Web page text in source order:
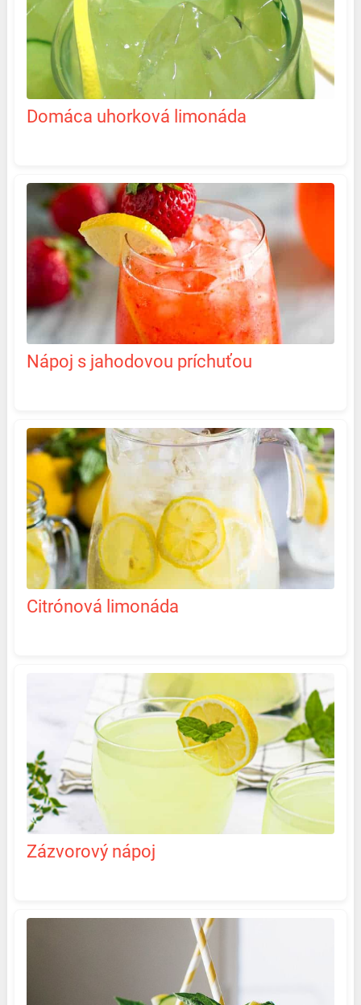
Domáca uhorková limonáda
Nápoj s jahodovou príchuťou
Citrónová limonáda
Zázvorový nápoj